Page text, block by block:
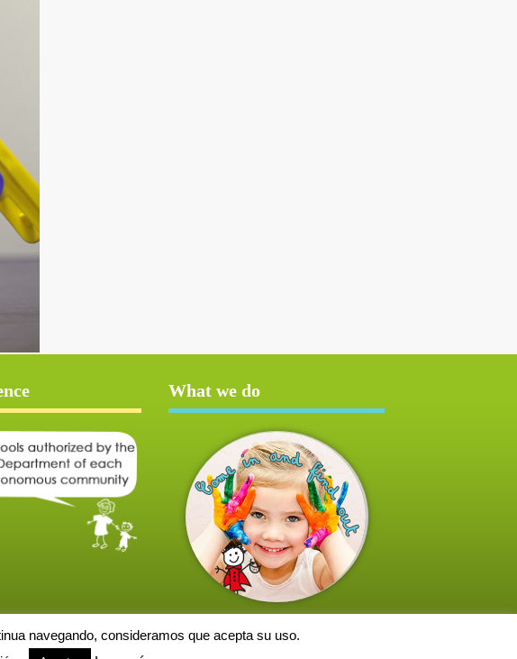
What we do
navegando, consideramos que acepta su uso.
Solicitud de baja